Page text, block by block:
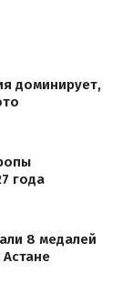
доминирует,
года
8 медалей